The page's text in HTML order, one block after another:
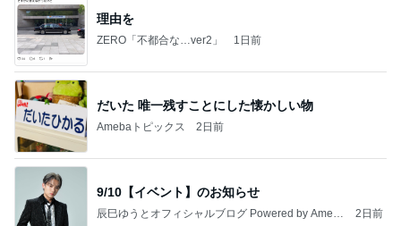
理由を
ZERO「不都合な…ver2」 1日前
だいた 唯一残すことにした懐かしい物
Amebaトピックス 2日前
9/10【イベント】のお知らせ
辰巳ゆうとオフィシャルブログ Powered by Ameb
2日前